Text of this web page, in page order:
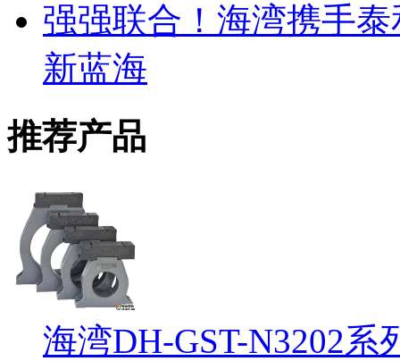
强强联合！海湾携手
新蓝海
推荐产品
海湾DH-GST-N3202